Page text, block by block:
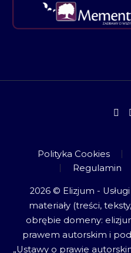
Polityka Cookies
Regulamin
2026 © Elizjum -
materiały (treści,
obrębie domeny:
prawem autorskim i
„Ustawy o prawie